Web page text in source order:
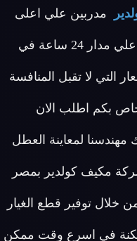
مدربين علي اعلى
مستوى لدينا في اصلاح مكيفات كولدير الاسكندرية فريق مخصص للرد علي كافة اسئلتكم علي مدار 24 ساعة في
لا تقبل المنافسة
بكم اطلب الان
لمعاينة العطل
مكيف كولدير بمصر
توفير قطع الغيار
ممكنة في اسرع وقت ممكن